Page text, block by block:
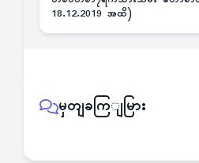
18.12.2019 အထိ)
မှတျခကြျမြား